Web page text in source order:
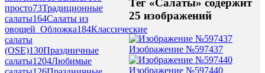
просто73Традиционные
салаты164Салаты из
овощей_Обложка184Классические
салаты
(OSE)130Праздничные
салаты1204Любимые
Тег «Салаты» содержит
25 изображений
Изображение №597437
Изображение №597440